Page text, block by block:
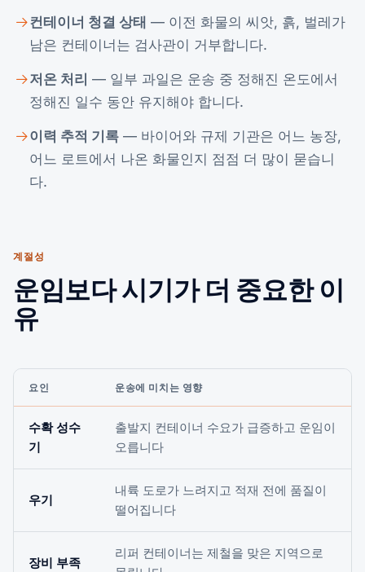
컨테이너 청결 상태 — 이전 화물의 씨앗, 흙, 벌레가
남은 컨테이너는 검사관이 거부합니다.
저온 처리 — 일부 과일은 운송 중 정해진 온도에서
정해진 일수 동안 유지해야 합니다.
이력 추적 기록 — 바이어와 규제 기관은 어느 농장,
어느 로트에서 나온 화물인지 점점 더 많이 묻습니
다.
계절성
운임보다 시기가 더 중요한 이
유
요인 운송에 미치는 영향
수확 성수
기
출발지 컨테이너 수요가 급증하고 운임이
오릅니다
우기
내륙 도로가 느려지고 적재 전에 품질이
떨어집니다
장비 부족
리퍼 컨테이너는 제철을 맞은 지역으로